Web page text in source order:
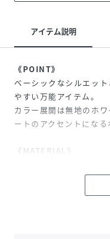
アイテム説明
《POINT》
ベーシックなシルエッ
やすい万能アイテム。
カラー展開は無地のホ
ートのアクセントになる
《MATERIAL》
極限まで高密度で編み